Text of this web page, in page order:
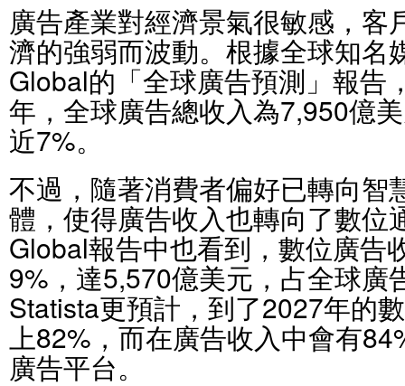
廣告產業對經濟景氣很敏感，客
濟的強弱而波動。根據全球知名
Global的「全球廣告預測」報告
年，全球廣告總收入為7,950億
近7%。
不過，隨著消費者偏好已轉向智
體，使得廣告收入也轉向了數位
Global報告中也看到，數位廣告
9%，達5,570億美元，占全球廣
Statista更預計，到了2027年的
上82%，而在廣告收入中會有
廣告平台。